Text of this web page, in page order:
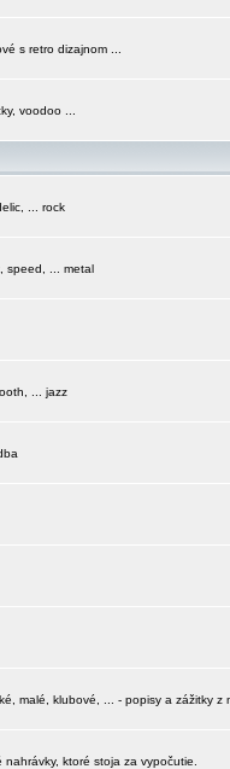
s retro dizajnom ...
voodoo ...
... rock
speed, ... metal
... jazz
malé, klubové, ... - popisy a zážitky z
ktoré stoja za vypočutie.